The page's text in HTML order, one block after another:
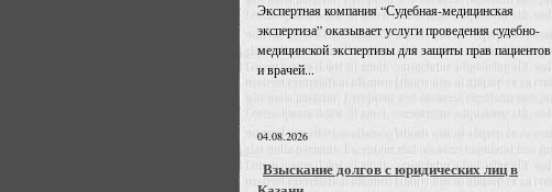
Экспертная компания “Судебная-медицинская
экспертиза” оказывает услуги проведения судебно-
медицинской экспертизы для защиты прав пациентов
и врачей...
04.08.2026
Взыскание долгов с юридических лиц в